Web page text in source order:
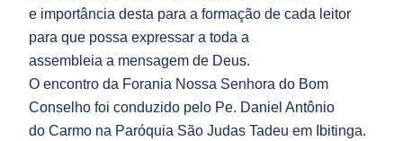
e importância desta para a formação de cada leitor
para que possa expressar a toda a
assembleia a mensagem de Deus.
O encontro da Forania Nossa Senhora do Bom
Conselho foi conduzido pelo Pe. Daniel Antônio
do Carmo na Paróquia São Judas Tadeu em Ibitinga.